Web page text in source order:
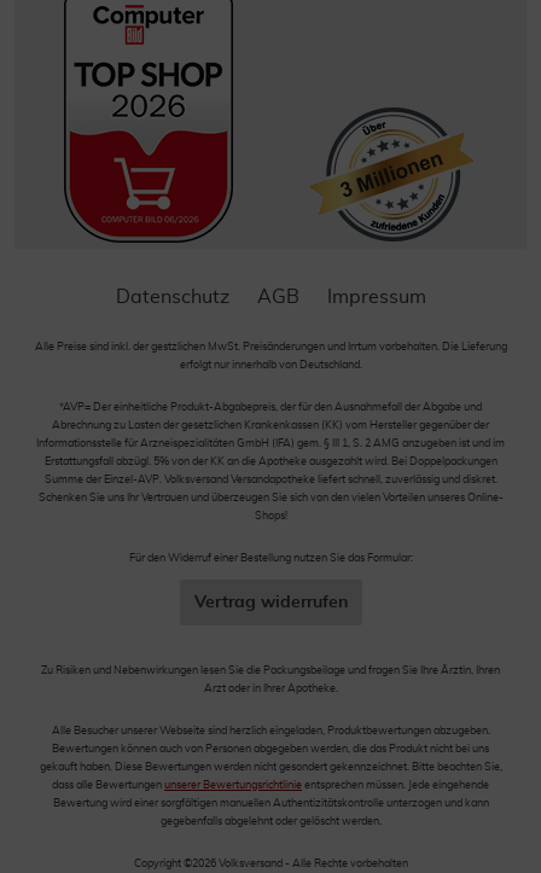
Datenschutz AGB Impressum
Alle Preise sind inkl. der gestzlichen MwSt. Preisänderungen und Irrtum vorbehalten. Die Lieferung
erfolgt nur innerhalb von Deutschland.
*AVP= Der einheitliche Produkt-Abgabepreis, der für den Ausnahmefall der Abgabe und
Abrechnung zu Lasten der gesetzlichen Krankenkassen (KK) vom Hersteller gegenüber der
Informationsstelle für Arzneispezialitäten GmbH (IFA) gem. § III 1, S. 2 AMG anzugeben ist und im
Erstattungsfall abzügl. 5% von der KK an die Apotheke ausgezahlt wird. Bei Doppelpackungen
Summe der Einzel-AVP. Volksversand Versandapotheke liefert schnell, zuverlässig und diskret.
Schenken Sie uns Ihr Vertrauen und überzeugen Sie sich von den vielen Vorteilen unseres Online-
Shops!
Für den Widerruf einer Bestellung nutzen Sie das Formular:
Vertrag widerrufen
Zu Risiken und Nebenwirkungen lesen Sie die Packungsbeilage und fragen Sie Ihre Ärztin, Ihren
Arzt oder in Ihrer Apotheke.
Alle Besucher unserer Webseite sind herzlich eingeladen, Produktbewertungen abzugeben.
Bewertungen können auch von Personen abgegeben werden, die das Produkt nicht bei uns
gekauft haben. Diese Bewertungen werden nicht gesondert gekennzeichnet. Bitte beachten Sie,
dass alle Bewertungen unserer Bewertungsrichtlinie entsprechen müssen. Jede eingehende
Bewertung wird einer sorgfältigen manuellen Authentizitätskontrolle unterzogen und kann
gegebenfalls abgelehnt oder gelöscht werden.
Copyright ©2026 Volksversand - Alle Rechte vorbehalten